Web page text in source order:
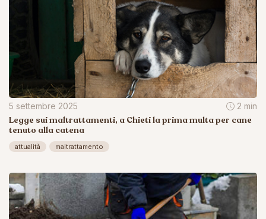
5 settembre 2025 2 min
Legge sui maltrattamenti, a Chieti la prima multa per cane
tenuto alla catena
attualità maltrattamento